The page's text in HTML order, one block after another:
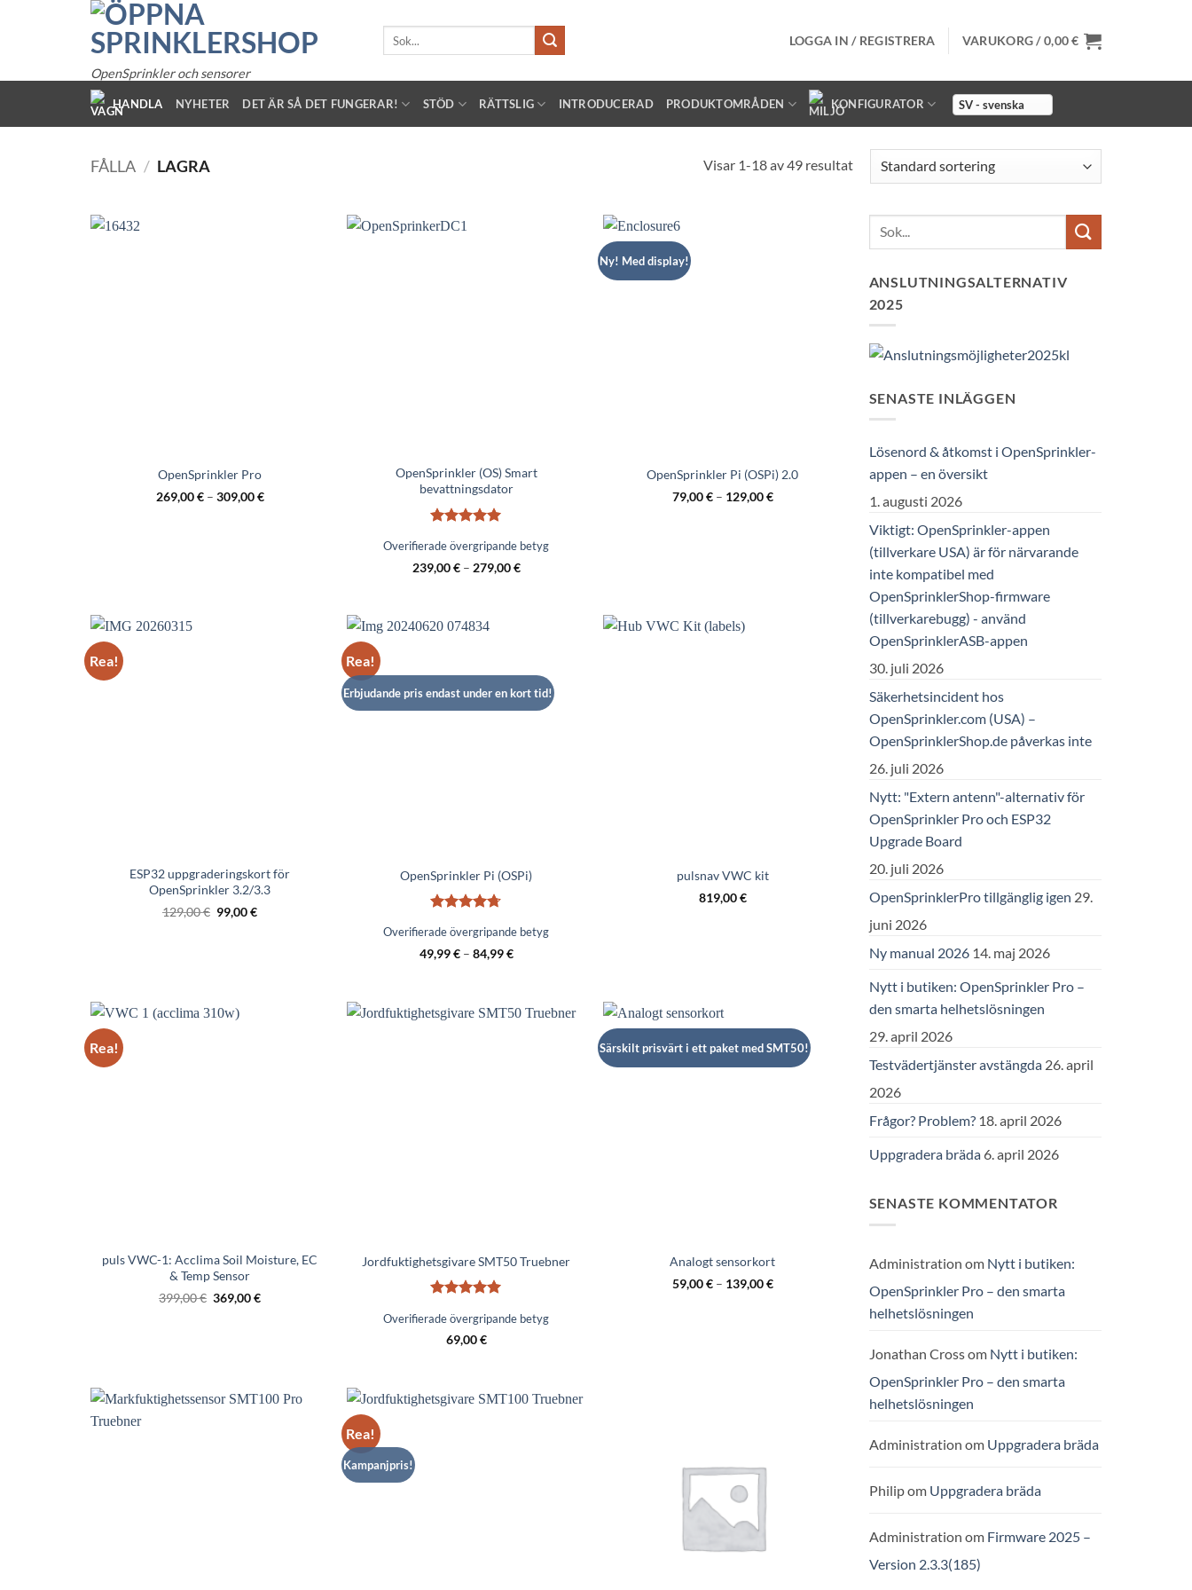
OpenSprinkler och sensorer
LOGGA IN / REGISTRERA VARUKORG /0,00€
HANDLA NYHETER DET ÄR SÅ DET FUNGERAR! STÖD RÄTTSLIG INTRODUCERAD PRODUKTOMRÅDEN KONFIGURATOR
FÅLLA / LAGRA Visar 1-18 av 49 resultat
OpenSprinkler Pro
269,00€– 309,00€
OpenSprinkler (OS) Smart
bevattningsdator
av 5
Overifierade övergripande betyg
239,00€– 279,00€
Ny! Med display!
OpenSprinkler Pi (OSPi) 2.0
79,00€– 129,00€
Rea!
ESP32 uppgraderingskort för
OpenSprinkler 3.2/3.3
129,00€ Det
ursprungliga
99,00€Nypriset
Rea!
Erbjudande pris endast under en kort tid!
OpenSprinkler Pi (OSPi)
4.67av 5
Overifierade övergripande betyg
49,99€– 84,99€
pulsnav VWC kit
819,00€
Rea!
puls VWC-1: Acclima Soil Moisture, EC
& Temp Sensor
399,00€ Det
ursprungliga
369,00€Nypriset
Jordfuktighetsgivare SMT50 Truebner
av 5
Overifierade övergripande betyg
69,00€
Särskilt prisvärt i ett paket med SMT50!
Analogt sensorkort
59,00€– 139,00€
Rea!
Kampanjpris!
ANSLUTNINGSALTERNATIV
2025
SENASTE INLÄGGEN
Lösenord & åtkomst i OpenSprinkler-
appen – en översikt
1. augusti 2026
Viktigt: OpenSprinkler-appen
(tillverkare USA) är för närvarande
inte kompatibel med
OpenSprinklerShop-firmware
(tillverkarebugg) - använd
OpenSprinklerASB-appen
30. juli 2026
Säkerhetsincident hos
OpenSprinkler.com (USA) –
OpenSprinklerShop.de påverkas inte
26. juli 2026
Nytt: "Extern antenn"-alternativ för
OpenSprinkler Pro och ESP32
Upgrade Board
20. juli 2026
OpenSprinklerPro tillgänglig igen 29.
juni 2026
Ny manual 2026 14. maj 2026
Nytt i butiken: OpenSprinkler Pro –
den smarta helhetslösningen
29. april 2026
Testvädertjänster avstängda 26. april
2026
Frågor? Problem? 18. april 2026
Uppgradera bräda 6. april 2026
SENASTE KOMMENTATOR
Administration om Nytt i butiken:
OpenSprinkler Pro – den smarta
helhetslösningen
Jonathan Crossom Nytt i butiken:
OpenSprinkler Pro – den smarta
helhetslösningen
Administration om Uppgradera bräda
Philipom Uppgradera bräda
Administration om Firmware 2025 –
Version 2.3.3(185)